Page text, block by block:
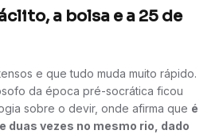
a bolsa e a 25 de
e que tudo muda muito rápido.
da época pré-socrática ficou
sobre o devir, onde afirma que é
duas vezes no mesmo rio, dado